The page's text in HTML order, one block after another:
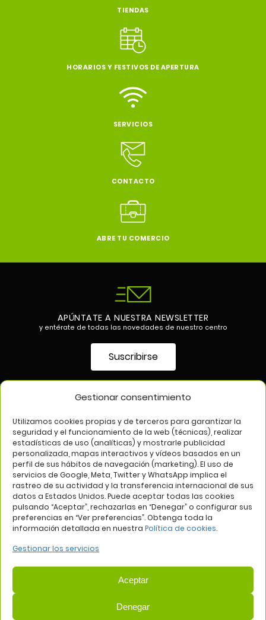
Gestionar consentimiento
Utilizamos cookies propias y de terceros para garantizar la
seguridad y el funcionamiento de la web (técnicas), realizar
estadísticas de uso (analíticas) y mostrarle publicidad
personalizada, mapas interactivos y vídeos basados en un
perfil de sus hábitos de navegación (marketing). El uso de
servicios de Google, Meta, Twitter y WhatsApp implica el
rastreo de su actividad y la transferencia internacional de sus
datos a Estados Unidos. Puede aceptar todas las cookies
pulsando “Aceptar”, rechazarlas en “Denegar” o configurar sus
preferencias en “Ver preferencias”. Obtenga toda la
información detallada en nuestra Política de cookies.
Gestionar los servicios
Aceptar
Denegar
TIENDAS
HORARIOS Y FESTIVOS DE APERTURA
SERVICIOS
CONTACTO
ABRE TU COMERCIO
APÚNTATE A NUESTRA NEWSLETTER
y entérate de todas las novedades de nuestro centro
Suscribirse
Aviso legal Política de privacidad
Política de cookies
Web: Bannister Global